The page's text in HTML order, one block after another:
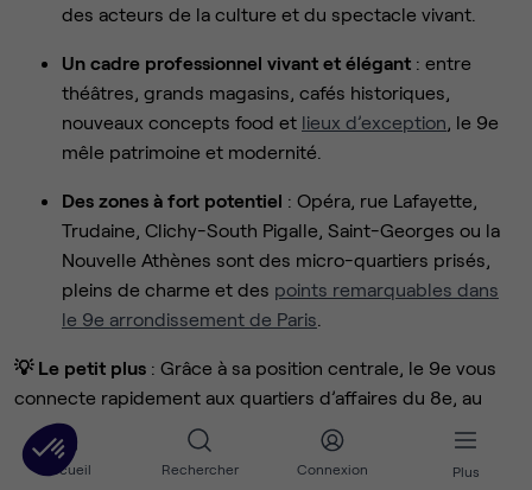
Accueil Rechercher Connexion Plus
des acteurs de la culture et du spectacle vivant.
Un cadre professionnel vivant et élégant : entre
théâtres, grands magasins, cafés historiques,
nouveaux concepts food et lieux d’exception , le 9e
mêle patrimoine et modernité.
Des zones à fort potentiel : Opéra, rue Lafayette,
Trudaine, Clichy-South Pigalle, Saint-Georges ou la
Nouvelle Athènes sont des micro-quartiers prisés,
pleins de charme et des points remarquables dans
le 9e arrondissement de Paris
💡 Le petit plus : Grâce à sa position centrale, le 9e vous
connecte rapidement aux quartiers d’affaires du 8e, au
dynamisme du 2e (Sentier) et à la Gare du Nord. C’est l’un
des arrondissements les plus recherchés pour
louer des